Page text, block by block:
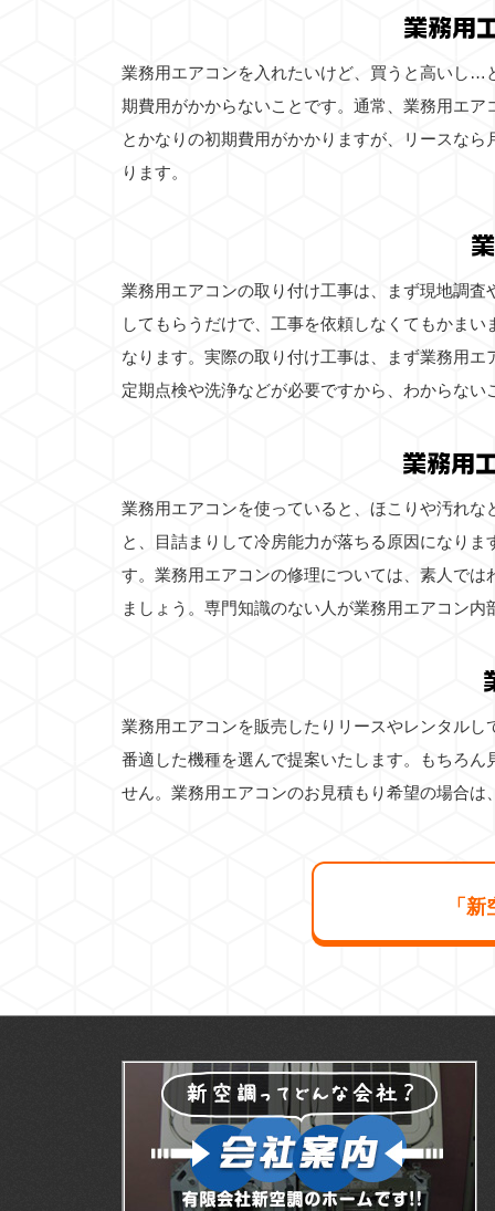
業務用
業務用エアコンを入れたいけど、買うと高いし…
期費用がかからないことです。通常、業務用エ
とかなりの初期費用がかかりますが、リースな
ります。
業務用エアコンの取り付け工事は、まず現地調
してもらうだけで、工事を依頼しなくてもかま
なります。実際の取り付け工事は、まず業務用
定期点検や洗浄などが必要ですから、わからな
業務用
業務用エアコンを使っていると、ほこりや汚れ
と、目詰まりして冷房能力が落ちる原因になり
す。業務用エアコンの修理については、素人で
ましょう。専門知識のない人が業務用エアコン
業務用エアコンを販売したりリースやレンタル
番適した機種を選んで提案いたします。もちろ
せん。業務用エアコンのお見積もり希望の場合
「